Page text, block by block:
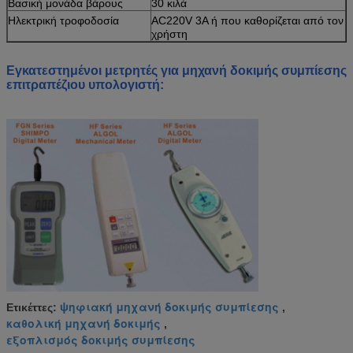
Βασική μονάδα βάρους
30 κιλά
Ηλεκτρική τροφοδοσία
AC220V 3A ή που καθορίζεται από τον
χρήστη
Εγκατεστημένοι μετρητές για μηχανή δοκιμής συμπίεσης
επιτραπέζιου υπολογιστή:
Ετικέττες: ψηφιακή μηχανή δοκιμής συμπίεσης ,
καθολική μηχανή δοκιμής ,
εξοπλισμός δοκιμής συμπίεσης